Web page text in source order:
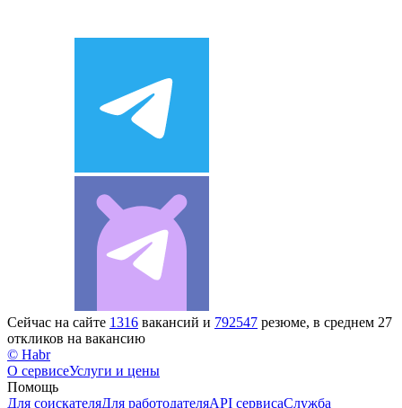
Сейчас на сайте 1316 вакансий и 792547 резюме, в среднем 27
откликов на вакансию
© Habr
О сервисеУслуги и цены
Помощь
Для соискателяДля работодателяAPI сервисаСлужба